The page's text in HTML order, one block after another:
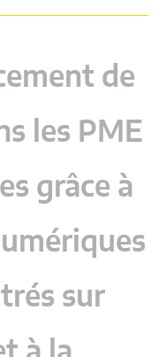
de
les PME
grâce à
sur